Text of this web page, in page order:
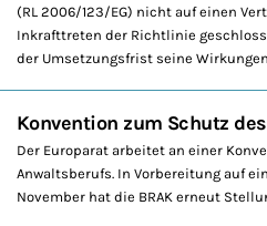
(RL 2006/123/EG) nicht auf einen
Inkrafttreten der Richtlinie
der Umsetzungsfrist seine
Konvention zum Schutz
Der Europarat arbeitet an einer
Anwaltsberufs. In Vorbereitung auf
November hat die BRAK erneut